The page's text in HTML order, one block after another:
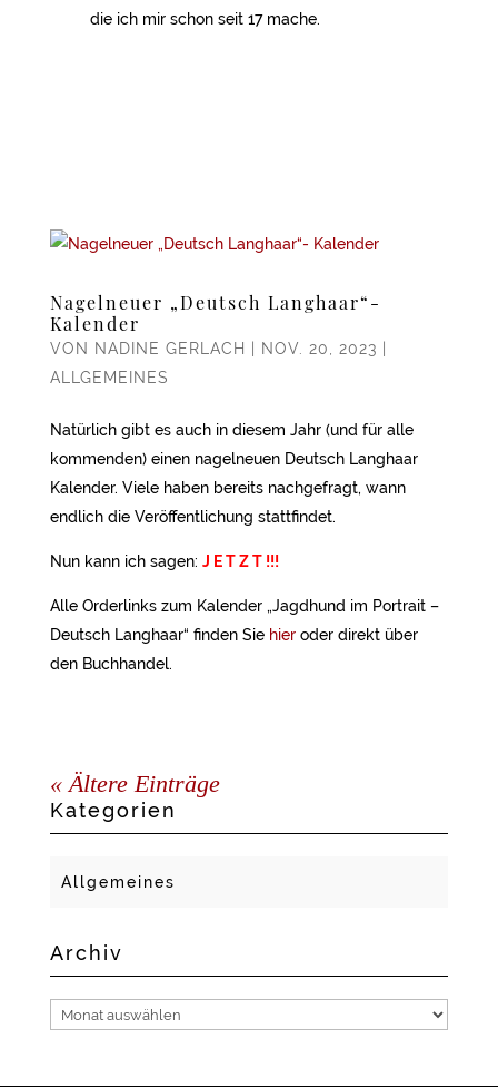
die ich mir schon seit 17 mache.
Nagelneuer „Deutsch Langhaar“-
Kalender
VON NADINE GERLACH | NOV. 20, 2023 |
ALLGEMEINES
Natürlich gibt es auch in diesem Jahr (und für alle
kommenden) einen nagelneuen Deutsch Langhaar
Kalender. Viele haben bereits nachgefragt, wann
endlich die Veröffentlichung stattfindet.
Nun kann ich sagen: J E T Z T !!!
Alle Orderlinks zum Kalender „Jagdhund im Portrait –
Deutsch Langhaar“ finden Sie hieroder direkt über
den Buchhandel.
« Ältere Einträge
Kategorien
Allgemeines
Archiv
Archiv